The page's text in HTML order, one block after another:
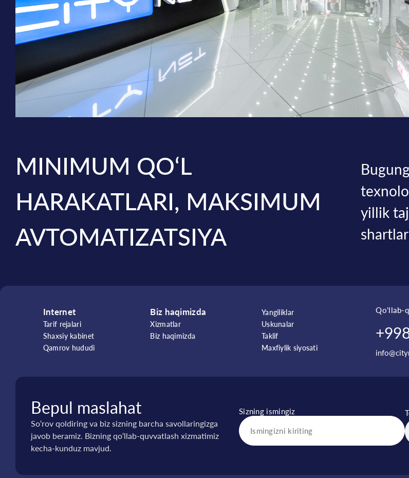
MINIMUM QO‘L
HARAKATLARI, MAKSIMUM
AVTOMATIZATSIYA
yillik
Internet
Tarif rejalari
Shaxsiy kabinet
Qamrov hududi
Biz haqimizda
Xizmatlar
Biz haqimizda
Yangiliklar
Uskunalar
Taklif
Maxfiylik siyosati
Qo‘llab-
Bepul maslahat
So‘rov qoldiring va biz sizning barcha savollaringizga
javob beramiz. Bizning qo‘llab-quvvatlash xizmatimiz
kecha-kunduz mavjud.
Sizning ismingiz